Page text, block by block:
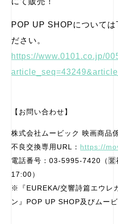
POP UP SHOPについては
ださい。
https://www.0101.co.jp/
【お問い合わせ】
株式会社ムービック 映画商品
不良交換専用URL： https://
電話番号：03-5995-7420（🈺
17:00）
※『EUREKA/交響詩篇エウレ
ン』POP UP SHOP及びムー